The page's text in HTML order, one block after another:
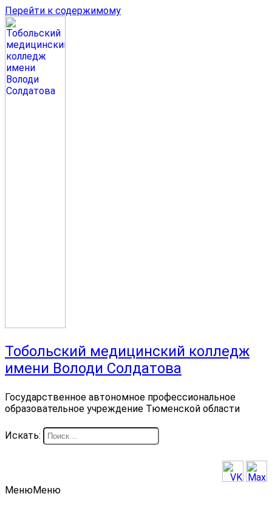
Перейти к содержимому
Тобольский медицинский колледж
имени Володи Солдатова
Государственное автономное профессиональное
образовательное учреждение Тюменской области
Искать:
МенюМеню